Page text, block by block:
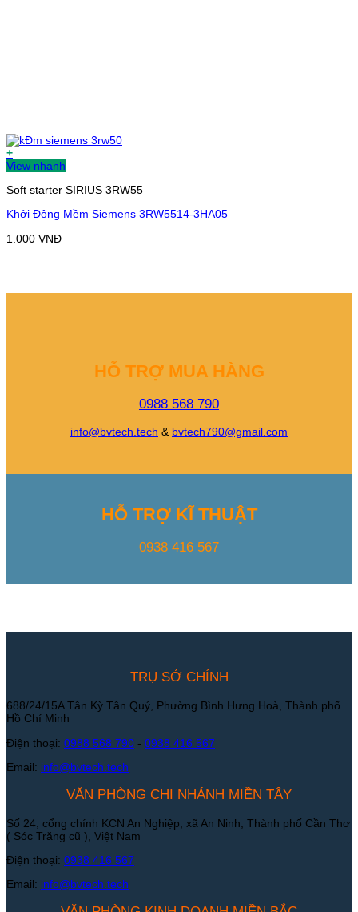
+
View nhanh
Soft starter SIRIUS 3RW55
Khởi Động Mềm Siemens 3RW5514-3HA05
1.000 VNĐ
HỖ TRỢ MUA HÀNG
0988 568 790
info@bvtech.tech & bvtech790@gmail.com
HỖ TRỢ KĨ THUẬT
0938 416 567
TRỤ SỞ CHÍNH
688/24/15A Tân Kỳ Tân Quý, Phường Bình Hưng Hoà, Thành phố
Hồ Chí Minh
Điện thoại: 0988 568 790 - 0938 416 567
Email: info@bvtech.tech
VĂN PHÒNG CHI NHÁNH MIỀN TÂY
Số 24, cổng chính KCN An Nghiệp, xã An Ninh, Thành phố Cần Thơ
( Sóc Trăng cũ ), Việt Nam
Điện thoại: 0938 416 567
Email: info@bvtech.tech